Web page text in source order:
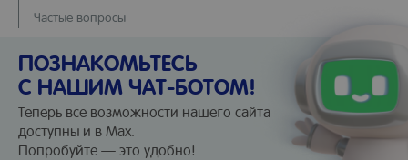
Частые вопросы
ПОЗНАКОМЬТЕСЬ
С НАШИМ ЧАТ-БОТОМ!
Теперь все возможности нашего сайта
доступны и в Max.
Попробуйте — это удобно!